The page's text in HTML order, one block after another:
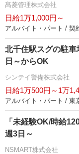
髙菱管理株式会社
日給1万1,000円～
アルバイト・パート / 契
北千住駅スグの駐
日～からOK
シンテイ警備株式会社
日給1万500円～1万
アルバイト・パート / 東
「未経験OK/時給
週3日～
NSMART株式会社